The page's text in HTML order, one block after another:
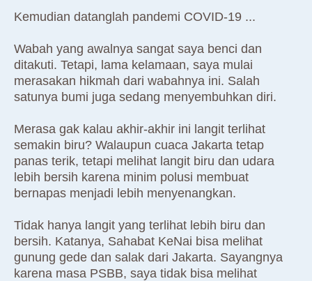
Kemudian datanglah pandemi COVID-19 ...
Wabah yang awalnya sangat saya benci dan
ditakuti. Tetapi, lama kelamaan, saya mulai
merasakan hikmah dari wabahnya ini. Salah
satunya bumi juga sedang menyembuhkan diri.
Merasa gak kalau akhir-akhir ini langit terlihat
semakin biru? Walaupun cuaca Jakarta tetap
panas terik, tetapi melihat langit biru dan udara
lebih bersih karena minim polusi membuat
bernapas menjadi lebih menyenangkan.
Tidak hanya langit yang terlihat lebih biru dan
bersih. Katanya, Sahabat KeNai bisa melihat
gunung gede dan salak dari Jakarta. Sayangnya
karena masa PSBB, saya tidak bisa melihat